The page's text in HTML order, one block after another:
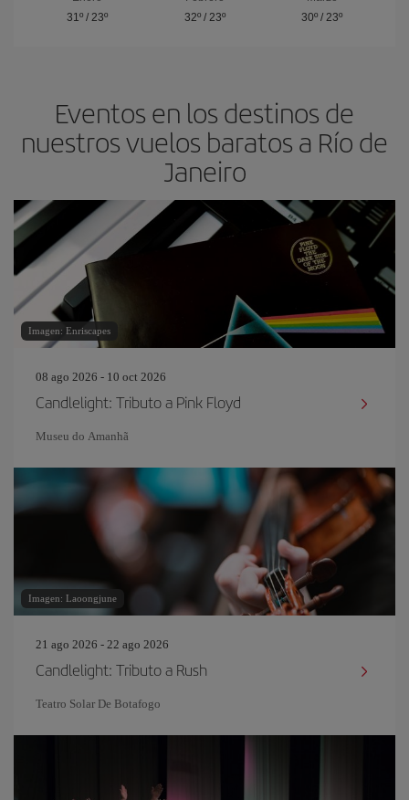
31º/ 23º
32º/ 23º
30º /23º
Eventos en los destinos de
nuestros vuelos baratos a Río de
Janeiro
Imagen: Enriscapes
08 ago 2026 - 10 oct 2026
Candlelight: Tributo a Pink Floyd
Museu do Amanhã
Imagen: Laoongjune
21 ago 2026 - 22 ago 2026
Candlelight: Tributo a Rush
Teatro Solar De Botafogo